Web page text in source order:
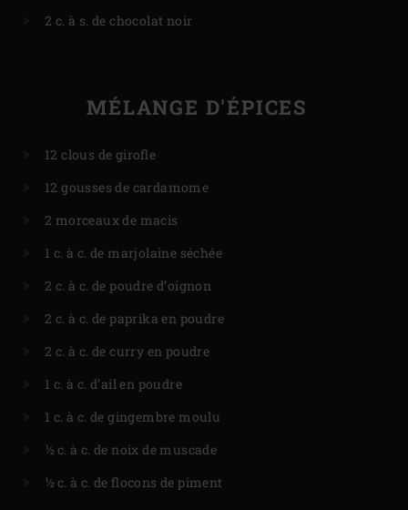
2 c. à s. de chocolat noir
MÉLANGE D'ÉPICES
12 clous de girofle
12 gousses de cardamome
2 morceaux de macis
1 c. à c. de marjolaine séchée
2 c. à c. de poudre d’oignon
2 c. à c. de paprika en poudre
2 c. à c. de curry en poudre
1 c. à c. d’ail en poudre
1 c. à c. de gingembre moulu
½ c. à c. de noix de muscade
½ c. à c. de flocons de piment